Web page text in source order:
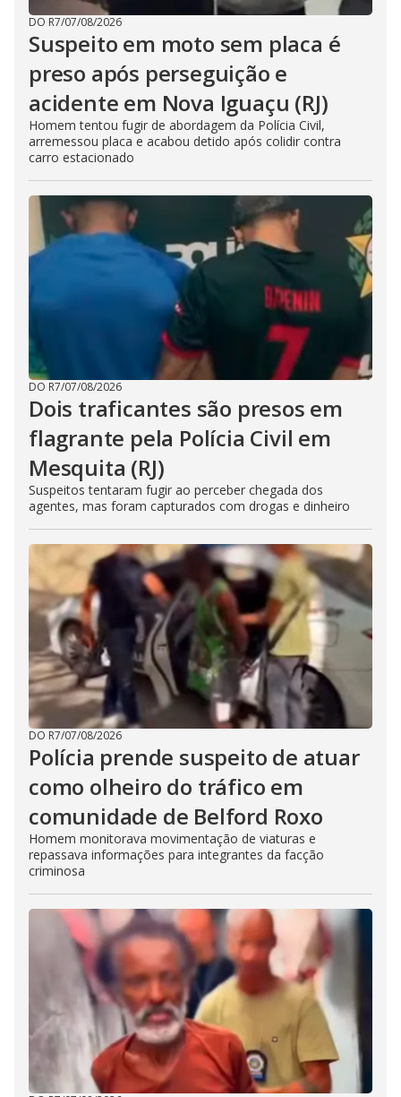
DO R7/07/08/2026
Suspeito em moto sem placa é
preso após perseguição e
acidente em Nova Iguaçu (RJ)
Homem tentou fugir de abordagem da Polícia Civil,
arremessou placa e acabou detido após colidir contra
carro estacionado
DO R7/07/08/2026
Dois traficantes são presos em
flagrante pela Polícia Civil em
Mesquita (RJ)
Suspeitos tentaram fugir ao perceber chegada dos
agentes, mas foram capturados com drogas e dinheiro
DO R7/07/08/2026
Polícia prende suspeito de atuar
como olheiro do tráfico em
comunidade de Belford Roxo
Homem monitorava movimentação de viaturas e
repassava informações para integrantes da facção
criminosa